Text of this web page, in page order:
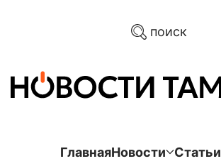
поиск
ГлавнаяНовости Статьи